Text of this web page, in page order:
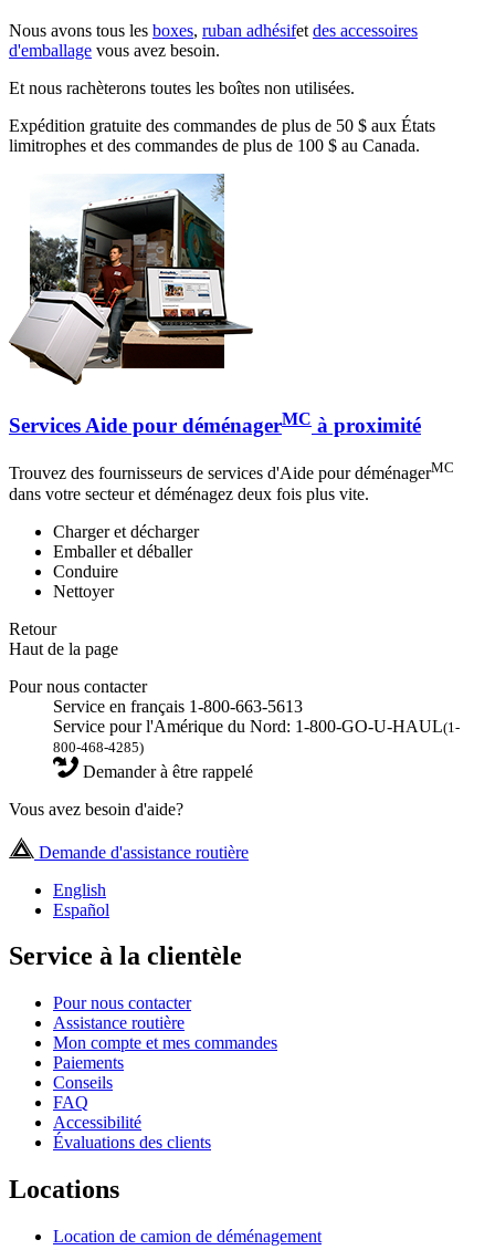
Nous avons tous les boxes, ruban adhésifet des accessoires
d'emballage vous avez besoin.
Et nous rachèterons toutes les boîtes non utilisées.
Expédition gratuite des commandes de plus de 50 $ aux États
limitrophes et des commandes de plus de 100 $ au Canada.
Services Aide pour déménagerMC à proximité
Trouvez des fournisseurs de services d'Aide pour déménagerMC
dans votre secteur et déménagez deux fois plus vite.
Charger et décharger
Emballer et déballer
Conduire
Nettoyer
Retour
Haut de la page
Pour nous contacter
Service en français 1-800-663-5613
Service pour l'Amérique du Nord: 1-800-GO-U-HAUL(1-
800-468-4285)
Demander à être rappelé
Vous avez besoin d'aide?
Demande d'assistance routière
English
Español
Service à la clientèle
Pour nous contacter
Assistance routière
Mon compte et mes commandes
Paiements
Conseils
FAQ
Accessibilité
Évaluations des clients
Locations
Location de camion de déménagement